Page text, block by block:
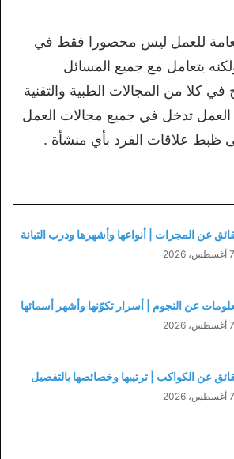
للعمل ليس محصورا فقط في
يتعامل مع جميع المسائل
في كلا من المجالات الطبية والتقنية
العمل تدخل في جميع مجالات العمل
ظبط علاقات الفرد بأي منشأة .
عن المجرات | أنواعها وأشهرها ودرب التبانة
7 أغسطس، 2026
عن النجوم | أسرار تكوّنها وأشهر أسمائها
7 أغسطس، 2026
عن الكواكب | ترتيبها وخصائصها بالتفصيل
7 أغسطس، 2026